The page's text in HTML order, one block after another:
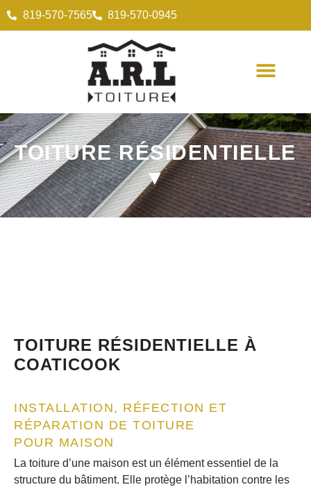
819-570-7565 819-570-0945
TOITURE RÉSIDENTIELLE
▼
TOITURE RÉSIDENTIELLE À
COATICOOK
INSTALLATION, RÉFECTION ET
RÉPARATION DE TOITURE
POUR MAISON
La toiture d’une maison est un élément essentiel de la
structure du bâtiment. Elle protège l’habitation contre les